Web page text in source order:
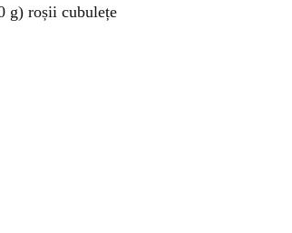
g) roșii cubulețe